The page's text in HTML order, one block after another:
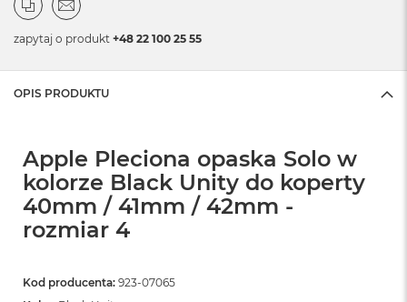
zapytaj o produkt +48 22 100 25 55
OPIS PRODUKTU
Apple Pleciona opaska Solo w
kolorze Black Unity do koperty
40mm / 41mm / 42mm -
rozmiar 4
Kod producenta: 923-07065